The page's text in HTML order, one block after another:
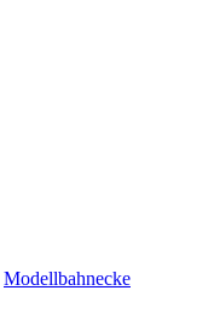
Modellbahnecke